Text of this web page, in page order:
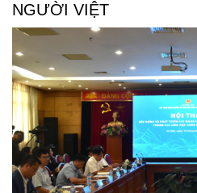
NGƯỜI VIỆT